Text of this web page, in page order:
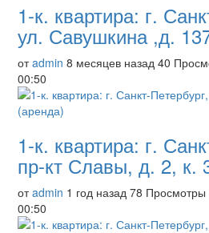
1-к. квартира: г.
ул. Савушкина ,д.
отadmin 8 месяцев назад 40
00:50
1-к. квартира: г.
пр-кт Славы, д. 2, к.
отadmin 1 год назад 78 Просмотры
00:50